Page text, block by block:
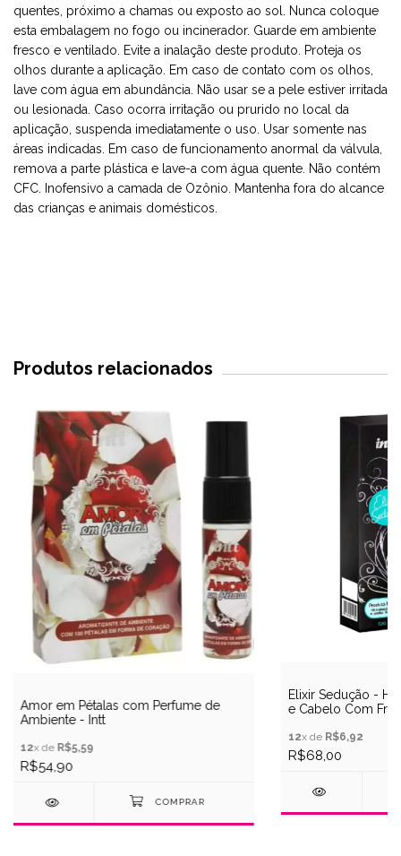
quentes, próximo a chamas ou exposto ao sol. Nunca coloque
esta embalagem no fogo ou incinerador. Guarde em ambiente
fresco e ventilado. Evite a inalação deste produto. Proteja os
olhos durante a aplicação. Em caso de contato com os olhos,
lave com água em abundância. Não usar se a pele estiver irritada
ou lesionada. Caso ocorra irritação ou prurido no local da
aplicação, suspenda imediatamente o uso. Usar somente nas
áreas indicadas. Em caso de funcionamento anormal da válvula,
remova a parte plástica e lave-a com água quente. Não contém
CFC. Inofensivo a camada de Ozônio. Mantenha fora do alcance
das crianças e animais domésticos.
Produtos relacionados
Amor em Pétalas com Perfume de
Ambiente - Intt
12x de R$5,59
R$54,90
Elixir Sedução -
e Cabelo Com
12x de R$6,92
R$68,00